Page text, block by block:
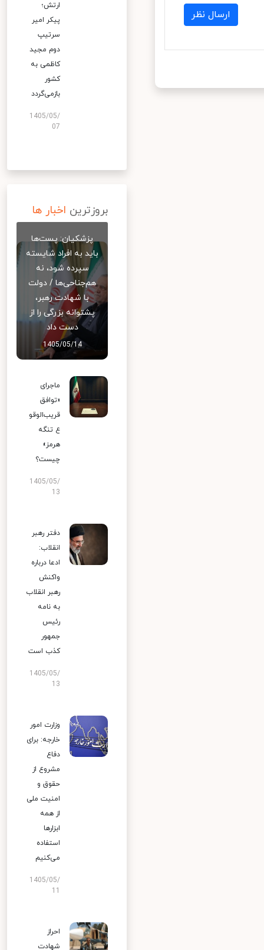
ارسال نظر
ارتش؛
پیکر امیر
سرتیپ
دوم مجید
کاظمی به
کشور
بازمی‌گردد
1405/05/
07
بروزترین اخبار ها
پزشکیان: پست‌ها
باید به افراد شایسته
سپرده شود، نه
هم‌جناحی‌ها / دولت
با شهادت رهبر،
پشتوانه بزرگی را از
دست داد
1405/05/14
ماجرای
«توافق
قریب‌الوقو
ع تنگه
هرمز»
چیست؟
1405/05/
13
دفتر رهبر
انقلاب:
ادعا درباره
واکنش
رهبر انقلاب
به نامه
رئیس
جمهور
کذب است
1405/05/
13
وزارت امور
خارجه: برای
دفاع
مشروع از
حقوق و
امنیت ملی
از همه
ابزارها
استفاده
می‌کنیم
1405/05/
احراز
شهادت